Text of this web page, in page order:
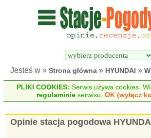
Jesteś w » Strona główna» HYUNDAI »
PLIKI COOKIES: Serwis używa cookies.
regulaminie serwisu.OK (wyłącz
Opinie stacja pogodowa